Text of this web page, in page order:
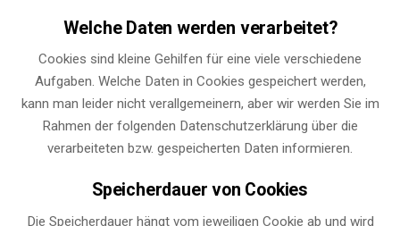
Welche Daten werden verarbeitet?
Cookies sind kleine Gehilfen für eine viele verschiedene
Aufgaben. Welche Daten in Cookies gespeichert werden,
kann man leider nicht verallgemeinern, aber wir werden Sie im
Rahmen der folgenden Datenschutzerklärung über die
verarbeiteten bzw. gespeicherten Daten informieren.
Speicherdauer von Cookies
Die Speicherdauer hängt vom jeweiligen Cookie ab und wird